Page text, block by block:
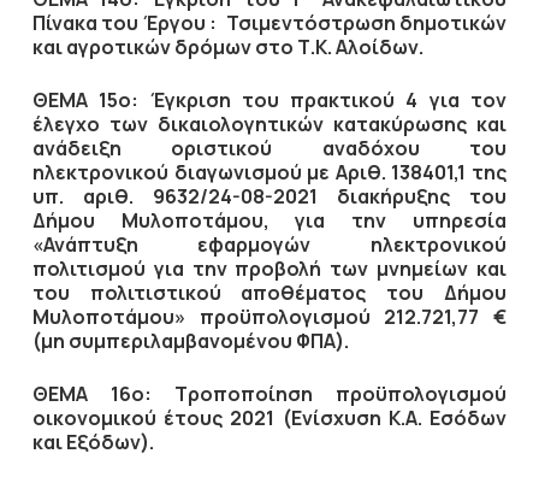
Πίνακα του Έργου : Τσιμεντόστρωση δημοτικών
και αγροτικών δρόμων στο Τ.Κ. Αλοίδων.
ΘΕΜΑ 15ο: Έγκριση του πρακτικού 4 για τον
έλεγχο των δικαιολογητικών κατακύρωσης και
ανάδειξη οριστικού αναδόχου του
ηλεκτρονικού διαγωνισμού με Αριθ. 138401,1 της
υπ. αριθ. 9632/24-08-2021 διακήρυξης του
Δήμου Μυλοποτάμου, για την υπηρεσία
«Ανάπτυξη εφαρμογών ηλεκτρονικού
πολιτισμού για την προβολή των μνημείων και
του πολιτιστικού αποθέματος του Δήμου
Μυλοποτάμου» προϋπολογισμού 212.721,77 €
(μη συμπεριλαμβανομένου ΦΠΑ).
ΘΕΜΑ 16ο: Τροποποίηση προϋπολογισμού
οικονομικού έτους 2021 (Ενίσχυση Κ.Α. Εσόδων
και Εξόδων).